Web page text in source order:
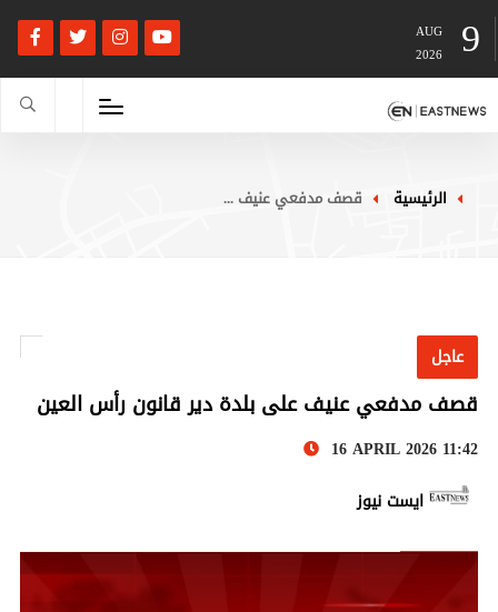
9
AUG
2026
قصف مدفعي عنيف ... الرئيسية
عاجل
قصف مدفعي عنيف على بلدة دير قانون رأس العين
16 APRIL 2026 11:42
ايست نيوز